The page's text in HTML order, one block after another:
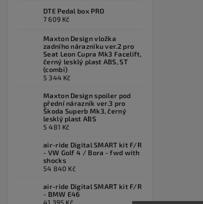
DTE Pedal box PRO
7 609 Kč
Maxton Design vložka
zadního nárazníku ver.2 pro
Seat Leon Cupra Mk3 Facelift,
černý lesklý plast ABS, ST
(combi)
5 344 Kč
Maxton Design spoiler pod
přední nárazník ver.3 pro
Škoda Superb Mk3, černý
lesklý plast ABS
5 481 Kč
air-ride Digital SMART kit F/R
- VW Golf 4 / Bora - fwd with
shocks
54 840 Kč
air-ride Digital SMART kit F/R
- BMW E46